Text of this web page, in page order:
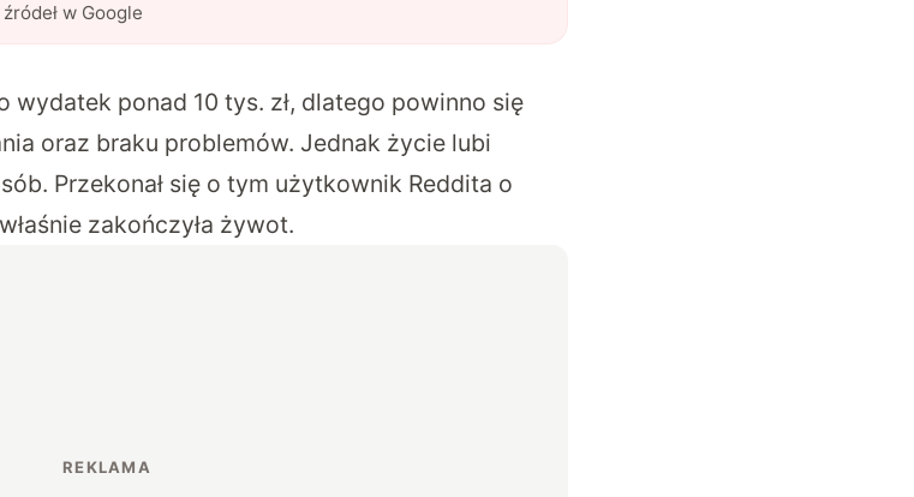
w Google
ponad 10 tys. zł, dlatego powinno się
oraz braku problemów. Jednak życie lubi
Przekonał się o tym użytkownik Reddita o
zakończyła żywot.